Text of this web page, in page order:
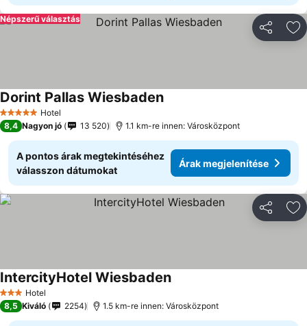
Népszerű választás
5 KategóriaHotel
Dorint Pallas Wiesbaden
8,4 Nagyon jó 13 520 1.1 km-re innen: Városközpont
A pontos árak megtekintéséhez
válasszon dátumokat
Árak megjelenítése
3 Kategória
Hotel
IntercityHotel Wiesbaden
8,5 Kiváló 2254 1.5 km-re innen: Városközpont